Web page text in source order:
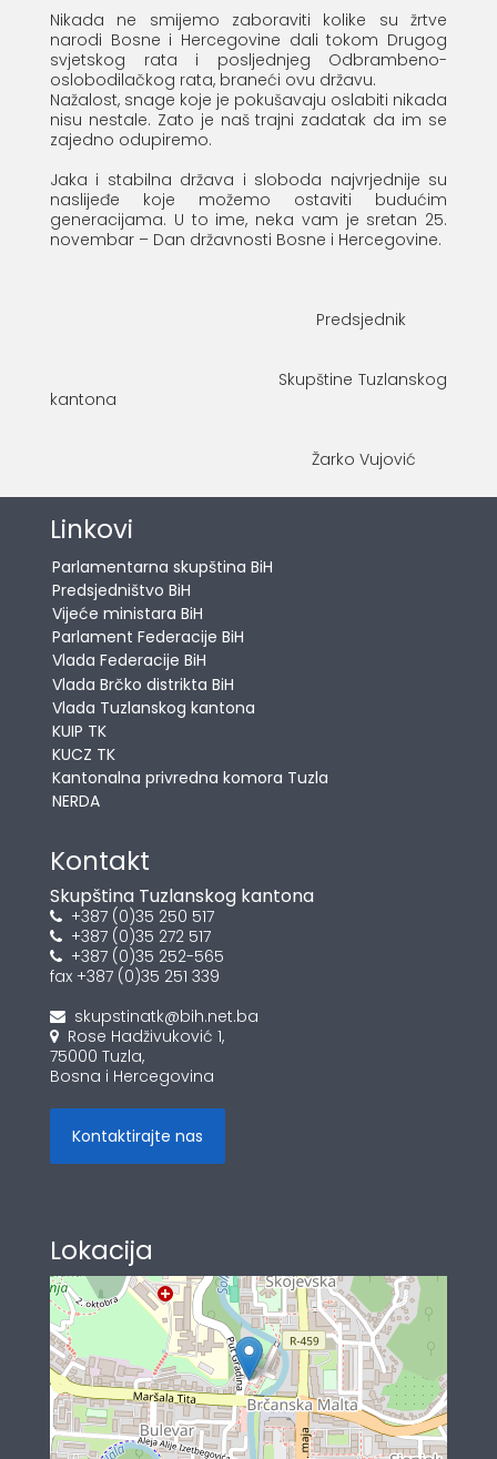
Nikada ne smijemo zaboraviti kolike su žrtve
narodi Bosne i Hercegovine dali tokom Drugog
svjetskog rata i posljednjeg Odbrambeno-
oslobodilačkog rata, braneći ovu državu.
Nažalost, snage koje je pokušavaju oslabiti nikada
nisu nestale. Zato je naš trajni zadatak da im se
zajedno odupiremo.
Jaka i stabilna država i sloboda najvrjednije su
naslijeđe koje možemo ostaviti budućim
generacijama. U to ime, neka vam je sretan 25.
novembar – Dan državnosti Bosne i Hercegovine.
Predsjednik
Skupštine Tuzlanskog
kantona
Žarko Vujović
Linkovi
Parlamentarna skupština BiH
Predsjedništvo BiH
Vijeće ministara BiH
Parlament Federacije BiH
Vlada Federacije BiH
Vlada Brčko distrikta BiH
Vlada Tuzlanskog kantona
KUIP TK
KUCZ TK
Kantonalna privredna komora Tuzla
NERDA
Kontakt
Skupština Tuzlanskog kantona
+387 (0)35 250 517
+387 (0)35 272 517
+387 (0)35 252-565
fax +387 (0)35 251 339
skupstinatk@bih.net.ba
Rose Hadživuković 1,
75000 Tuzla,
Bosna i Hercegovina
Kontaktirajte nas
Lokacija